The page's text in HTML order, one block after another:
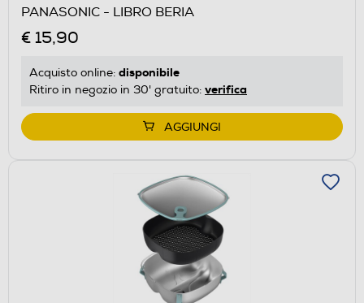
PANASONIC - LIBRO BERIA
€ 15,90
Acquisto online: disponibile
Ritiro in negozio in 30' gratuito: verifica
AGGIUNGI